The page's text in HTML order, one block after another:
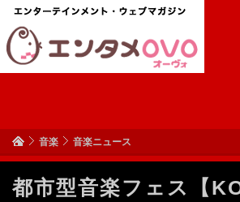
音楽 音楽ニュース
都市型音楽フェス【